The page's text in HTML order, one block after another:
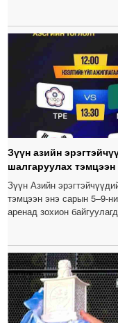
Зүүн азийн
шалгаруулах
Зүүн Азийн
тэмцээн энэ сарын 5–9-
аренад зохион